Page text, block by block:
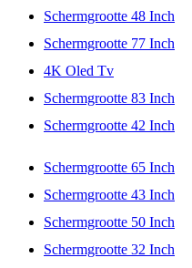
Schermgrootte 48 Inch
Schermgrootte 77 Inch
4K Oled Tv
Schermgrootte 83 Inch
Schermgrootte 42 Inch
Schermgrootte 65 Inch
Schermgrootte 43 Inch
Schermgrootte 50 Inch
Schermgrootte 32 Inch